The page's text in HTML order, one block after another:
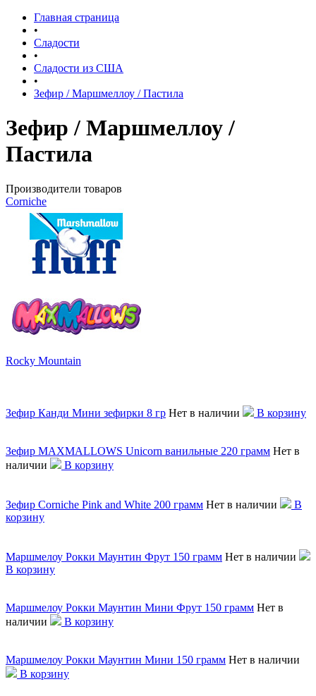
Главная страница
•
Сладости
•
Сладости из США
•
Зефир / Маршмеллоу / Пастила
Зефир / Маршмеллоу /
Пастила
Производители товаров
Corniche
Rocky Mountain
Зефир Канди Мини зефирки 8 гр Нет в наличии В корзину
Зефир MAXMALLOWS Unicorn ванильные 220 грамм Нет в
наличии
В корзину
Зефир Corniche Pink and White 200 грамм Нет в наличии
В
корзину
Маршмелоу Рокки Маунтин Фрут 150 грамм Нет в наличии
В корзину
Маршмелоу Рокки Маунтин Мини Фрут 150 грамм Нет в
наличии
В корзину
Маршмелоу Рокки Маунтин Мини 150 грамм Нет в наличии
В корзину